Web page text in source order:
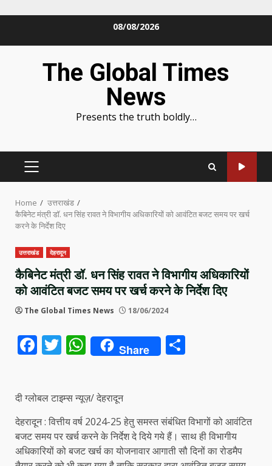
08/08/2026
The Global Times
News
Presents the truth boldly…
PRIMARY
Home
उत्तराखंड
कैबिनेट मंत्री डॉ. धन सिंह रावत ने विभागीय अधिकारियों को आवंटित बजट समय पर खर्च
करने के निर्देश दिए
उत्तराखंड देहरादून
कैबिनेट मंत्री डॉ. धन सिंह रावत ने विभागीय अधिकारियों
को आवंटित बजट समय पर खर्च करने के निर्देश दिए
The Global Times News 18/06/2024
Facebook
Twitter
WhatsApp
Share
दी ग्लोबल टाइम्स न्यूज़/ देहरादून
देहरादून : वित्तीय वर्ष 2024-25 हेतु समस्त संबंधित विभागों को आवंटित
बजट समय पर खर्च करने के निर्देश दे दिये गये हैं। साथ ही विभागीय
अधिकारियों को बजट खर्च का योजनावार आगाती सौ दिनों का रोडमैप